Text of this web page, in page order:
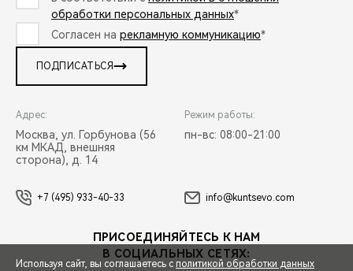
обработки персональных данных*
Согласен на рекламную коммуникацию*
ПОДПИСАТЬСЯ
Адрес:
Москва, ул. Горбунова (56
км МКАД, внешняя
сторона), д. 14
Режим работы:
пн-вс: 08:00-21:00
+7 (495) 933-40-33 info@kuntsevo.com
ПРИСОЕДИНЯЙТЕСЬ К НАМ
В СОЦИАЛЬНЫХ СЕТЯХ:
Используя сайт, вы соглашаетесь с политикой обработки данных